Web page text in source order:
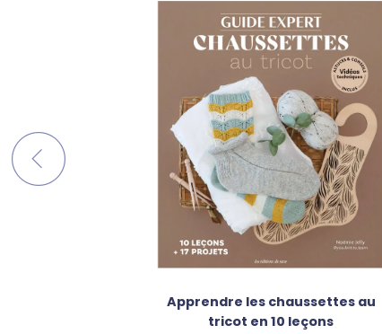
Apprendre les chaussettes au
tricot en 10 leçons